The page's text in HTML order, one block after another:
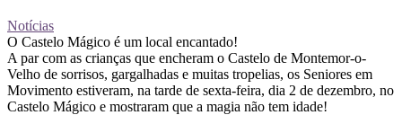
Notícias
O Castelo Mágico é um local encantado!
A par com as crianças que encheram o Castelo de Montemor-o-
Velho de sorrisos, gargalhadas e muitas tropelias, os Seniores em
Movimento estiveram, na tarde de sexta-feira, dia 2 de dezembro, no
Castelo Mágico e mostraram que a magia não tem idade!